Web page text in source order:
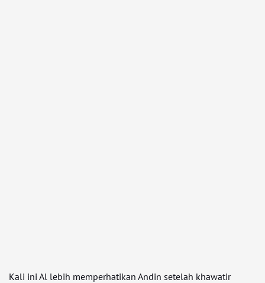
Kali ini Al lebih memperhatikan Andin setelah khawatir